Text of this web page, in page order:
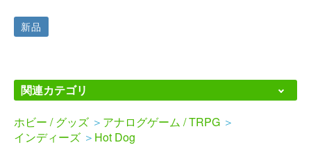
新品
関連カテゴリ
ホビー / グッズ ＞ アナログゲーム / TRPG ＞
インディーズ ＞ Hot Dog